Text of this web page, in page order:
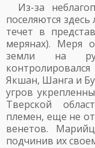
Из-за
поселяются
течет в
мерянах). Меря
земли на
Якшан, Шанга и
угров
Тверской
племен, еще не
венетов.
подчинив их